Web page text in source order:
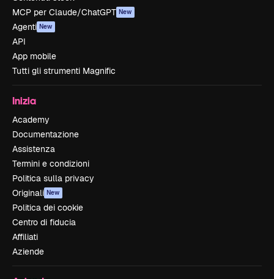
MCP per Claude/ChatGPT New
Agenti New
API
App mobile
Tutti gli strumenti Magnific
Inizia
Academy
Documentazione
Assistenza
Termini e condizioni
Politica sulla privacy
Originali New
Politica dei cookie
Centro di fiducia
Affiliati
Aziende